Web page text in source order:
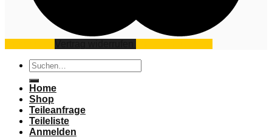
Suchen
nach:
Home
Shop
Teileanfrage
Teileliste
Anmelden